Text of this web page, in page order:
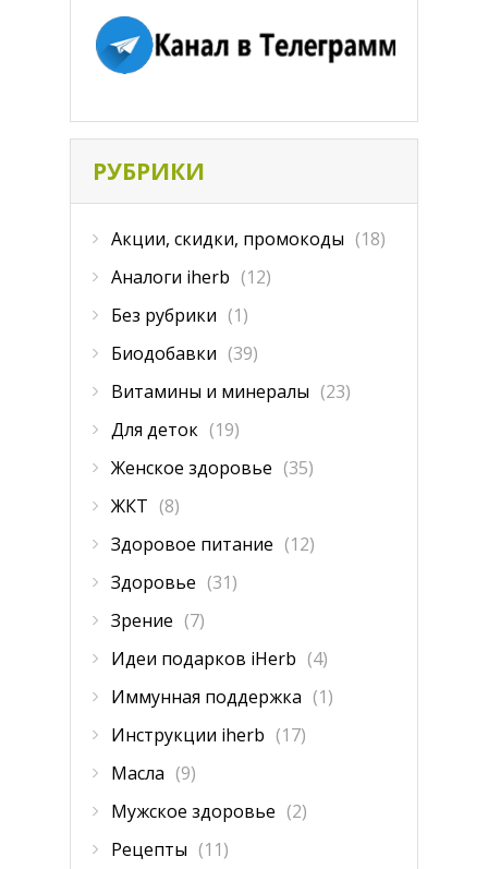
РУБРИКИ
Акции, скидки, промокоды (18)
Аналоги iherb (12)
Без рубрики (1)
Биодобавки (39)
Витамины и минералы (23)
Для деток (19)
Женское здоровье (35)
ЖКТ (8)
Здоровое питание (12)
Здоровье (31)
Зрение (7)
Идеи подарков iHerb (4)
Иммунная поддержка (1)
Инструкции iherb (17)
Масла (9)
Мужское здоровье (2)
Рецепты (11)